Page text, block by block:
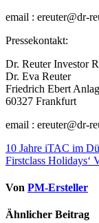
email : ereuter@dr-
Pressekontakt:
Dr. Reuter Investor
Dr. Eva Reuter
Friedrich Ebert
60327 Frankfurt
email : ereuter@dr-
10 Jahre iTAC im
Firstclass Holidays‘
Von PM-Ersteller
Ähnlicher Beitrag